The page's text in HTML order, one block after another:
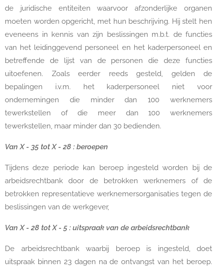
de juridische entiteiten waarvoor afzonderlijke organen
moeten worden opgericht, met hun beschrijving. Hij stelt hen
eveneens in kennis van zijn beslissingen m.b.t. de functies
van het leidinggevend personeel en het kaderpersoneel en
betreffende de lijst van de personen die deze functies
uitoefenen. Zoals eerder reeds gesteld, gelden de
bepalingen i.v.m. het kaderpersoneel niet voor
ondernemingen die minder dan 100 werknemers
tewerkstellen of die meer dan 100 werknemers
tewerkstellen, maar minder dan 30 bedienden.
Van X - 35 tot X - 28 : beroepen
Tijdens deze periode kan beroep ingesteld worden bij de
arbeidsrechtbank door de betrokken werknemers of de
betrokken representatieve werknemersorganisaties tegen de
beslissingen van de werkgever,
Van X - 28 tot X - 5 : uitspraak van de arbeidsrechtbank
De arbeidsrechtbank waarbij beroep is ingesteld, doet
uitspraak binnen 23 dagen na de ontvangst van het beroep.